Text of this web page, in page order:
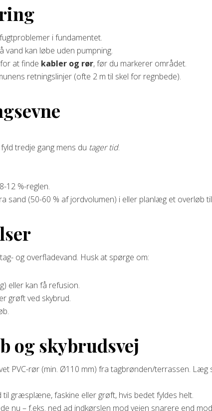
i fundamentet.
kan løbe uden pumpning.
at finde kabler og rør, før du markerer området.
retningslinjer (ofte 2 m til skel for regnbede).
tredje gang mens du tager tid.
12 %-reglen.
sand (50-60 % af jordvolumen) i eller planlæg et overløb
og overfladevand. Husk at spørge om:
eller kan få refusion.
grøft ved skybrud.
og skybrudsvej
PVC-rør (min. Ø110 mm) fra tagbrønden/terrassen.
til græsplæne, faskine eller grøft, hvis bedet fyldes helt.
nu – f.eks. ned ad indkørslen mod vejen snarere end